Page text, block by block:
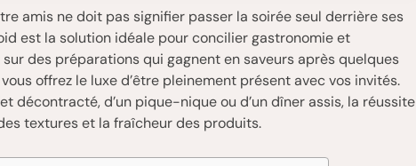
amis ne doit pas signifier passer la soirée seul derrière ses
est la solution idéale pour concilier gastronomie et
des préparations qui gagnent en saveurs après quelques
offrez le luxe d’être pleinement présent avec vos invités.
décontracté, d’un pique-nique ou d’un dîner assis, la réussite
textures et la fraîcheur des produits.